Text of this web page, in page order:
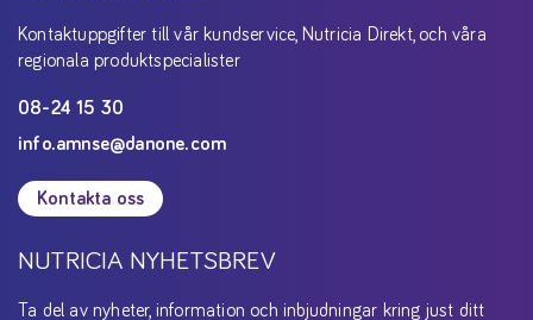
Kontaktuppgifter till vår kundservice, Nutricia Direkt, och våra
regionala produktspecialister
08-24 15 30
info.amnse@danone.com
Kontakta oss
NUTRICIA NYHETSBREV
Ta del av nyheter, information och inbjudningar kring just ditt